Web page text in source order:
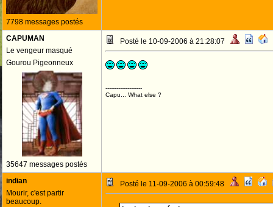
7798 messages postés
CAPUMAN
Le vengeur masqué
Gourou Pigeonneux
35647 messages postés
Posté le 10-09-2006 à 21:28:07
--------------------
Capu... What else ?
indian
Mourir, c'est partir
beaucoup.
Posté le 11-09-2006 à 00:59:48